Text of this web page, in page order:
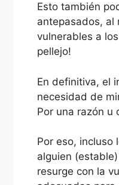
Esto también
antepasados, al
vulnerables a
pellejo!
En definitiva, el
necesidad de
Por una razón u
Por eso, incluso
alguien
resurge con la